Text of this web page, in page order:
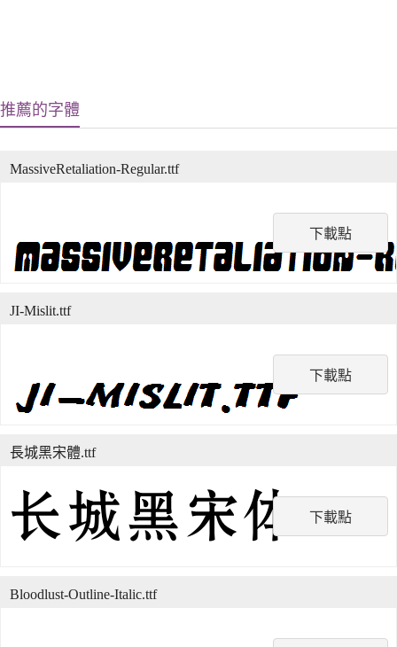
推薦的字體
下載點
MassiveRetaliation-Regular.ttf
下載點
JI-Mislit.ttf
下載點
長城黑宋體.ttf
Bloodlust-Outline-Italic.ttf